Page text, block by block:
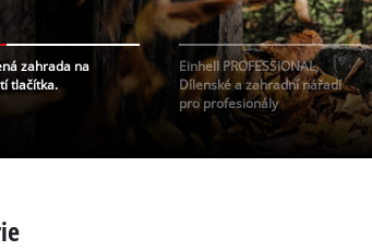
zahrada na
tlačítka.
Einhell PROFESSIONAL
Dílenské a zahradní nářadí
pro profesionály